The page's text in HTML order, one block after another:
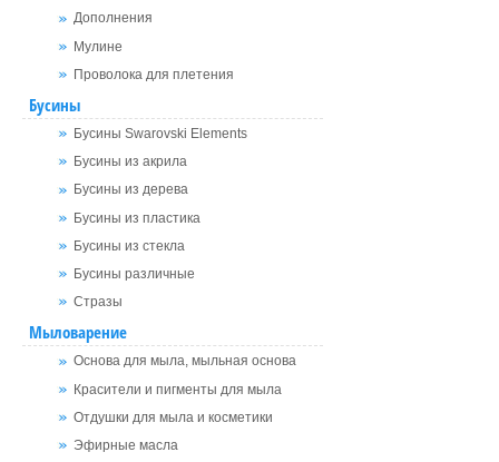
Дополнения
Мулине
Проволока для плетения
Бусины
Бусины Swarovski Elements
Бусины из акрила
Бусины из дерева
Бусины из пластика
Бусины из стекла
Бусины различные
Стразы
Мыловарение
Основа для мыла, мыльная основа
Красители и пигменты для мыла
Отдушки для мыла и косметики
Эфирные масла